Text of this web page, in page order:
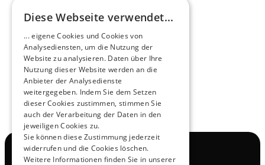
HEERO
Mehr erfahren
View All
Navigation
Diese Webseite verwendet...
... eigene Cookies und Cookies von
Analysediensten, um die Nutzung der
Website zu analysieren. Daten über Ihre
Nutzung dieser Website werden an die
Anbieter der Analysedienste
weitergegeben. Indem Sie dem Setzen
dieser Cookies zustimmen, stimmen Sie
auch der Verarbeitung der Daten in den
jeweiligen Cookies zu.
Sie können diese Zustimmung jederzeit
widerrufen und die Cookies löschen.
Weitere Informationen finden Sie in unserer